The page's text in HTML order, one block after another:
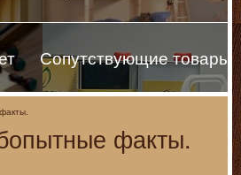
Сопутствующие товары
факты.